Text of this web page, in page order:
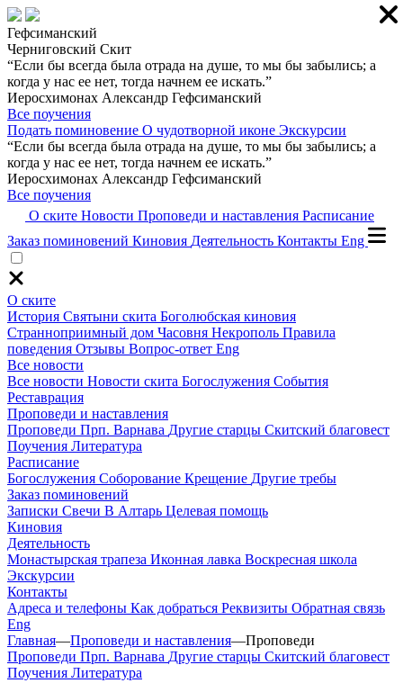
Гефсиманский
Черниговский Скит
“Если бы всегда была отрада на душе, то мы бы забылись; а
когда у нас ее нет, тогда начнем ее искать.”
Иеросхимонах Александр Гефсиманский
Все поучения
Подать поминовение О чудотворной иконе Экскурсии
“Если бы всегда была отрада на душе, то мы бы забылись; а
когда у нас ее нет, тогда начнем ее искать.”
Иеросхимонах Александр Гефсиманский
Все поучения
О ските Новости Проповеди и наставления Расписание
Заказ поминовений Киновия Деятельность Контакты Eng
О ските
История Святыни скита Боголюбская киновия
Странноприимный дом Часовня Некрополь Правила
поведения Отзывы Вопрос-ответ Eng
Все новости
Все новости Новости скита Богослужения События
Реставрация
Проповеди и наставления
Проповеди Прп. Варнава Другие старцы Скитский благовест
Поучения Литература
Расписание
Богослужения Соборование Крещение Другие требы
Заказ поминовений
Записки Свечи В Алтарь Целевая помощь
Киновия
Деятельность
Монастырская трапеза Иконная лавка Воскресная школа
Экскурсии
Контакты
Адреса и телефоны Как добраться Реквизиты Обратная связь
Eng
Главная—Проповеди и наставления—Проповеди
Проповеди Прп. Варнава Другие старцы Скитский благовест
Поучения Литература